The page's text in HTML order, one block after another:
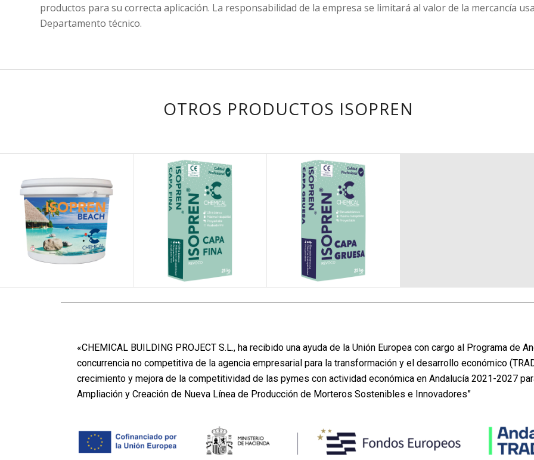
productos para su correcta aplicación. La responsabilidad de la empresa se limitará al valor de la mercancía
Departamento técnico.
OTROS PRODUCTOS ISOPREN
ISOPREN BEACH
ISOPREN CAPA
FINA
ISOPREN CAPA
GRUESA
«CHEMICAL BUILDING PROJECT S.L., ha recibido una ayuda de la Unión Europea con cargo al Programa de
concurrencia no competitiva de la agencia empresarial para la transformación y el desarrollo económico
crecimiento y mejora de la competitividad de las pymes con actividad económica en Andalucía 2021-2027
Ampliación y Creación de Nueva Línea de Producción de Morteros Sostenibles e Innovadores”